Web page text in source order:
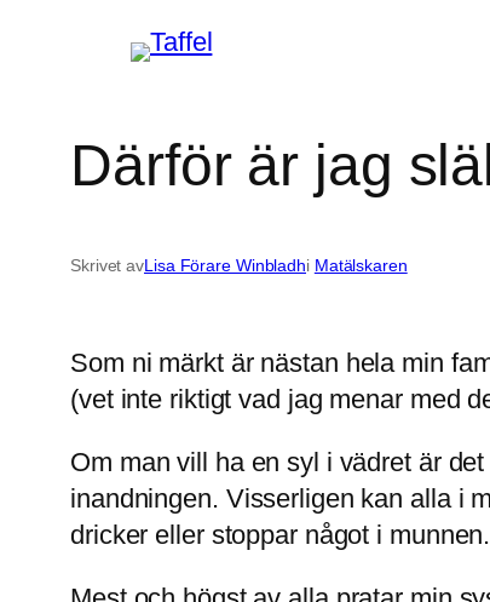
Därför är jag
Skrivet avLisa Förare Winbladhi Matälskaren
Som ni märkt är nästan hela min
(vet inte riktigt vad jag menar med
Om man vill ha en syl i vädret är
inandningen. Visserligen kan alla i
dricker eller stoppar något i